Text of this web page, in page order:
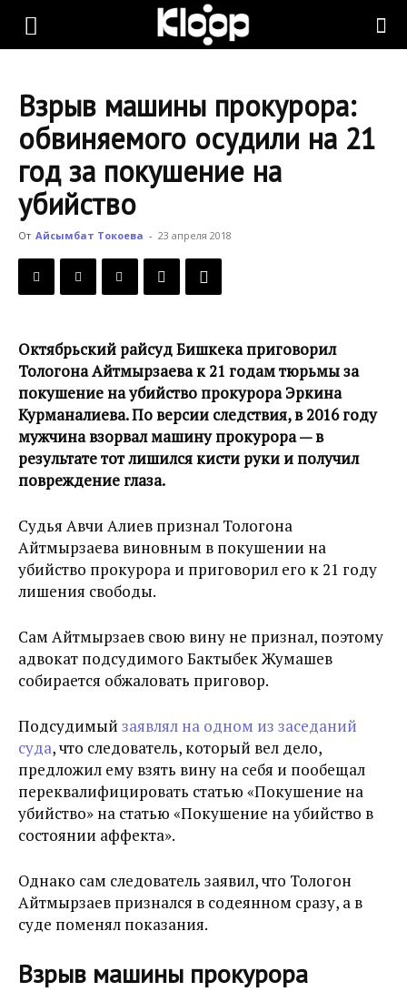
KLOOP.KG
Новости
Кыргызстана
Взрыв машины прокурора:
обвиняемого осудили на 21
год за покушение на
убийство
От Айсымбат Токоева - 23 апреля 2018
Октябрьский райсуд Бишкека приговорил
Тологона Айтмырзаева к 21 годам тюрьмы за
покушение на убийство прокурора Эркина
Курманалиева. По версии следствия, в 2016 году
мужчина взорвал машину прокурора — в
результате тот лишился кисти руки и получил
повреждение глаза.
Судья Авчи Алиев признал Тологона
Айтмырзаева виновным в покушении на
убийство прокурора и приговорил его к 21 году
лишения свободы.
Сам Айтмырзаев свою вину не признал, поэтому
адвокат подсудимого Бактыбек Жумашев
собирается обжаловать приговор.
Подсудимый заявлял на одном из заседаний
суда, что следователь, который вел дело,
предложил ему взять вину на себя и пообещал
переквалифицировать статью «Покушение на
убийство» на статью «Покушение на убийство в
состоянии аффекта».
Однако сам следователь заявил, что Тологон
Айтмырзаев признался в содеянном сразу, а в
суде поменял показания.
Взрыв машины прокурора